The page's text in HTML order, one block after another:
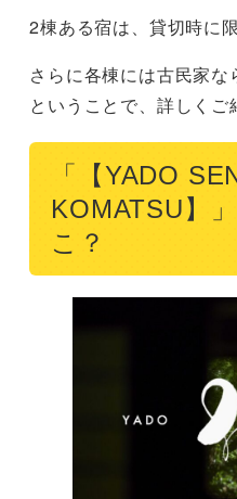
2棟ある宿は、貸切時に
さらに各棟には古民家
ということで、詳しくご
「【YADO
KOMATSU】
こ？